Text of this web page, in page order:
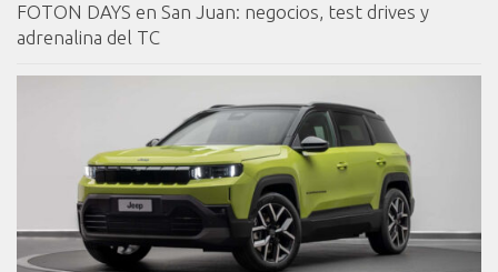
FOTON DAYS en San Juan: negocios, test drives y
adrenalina del TC